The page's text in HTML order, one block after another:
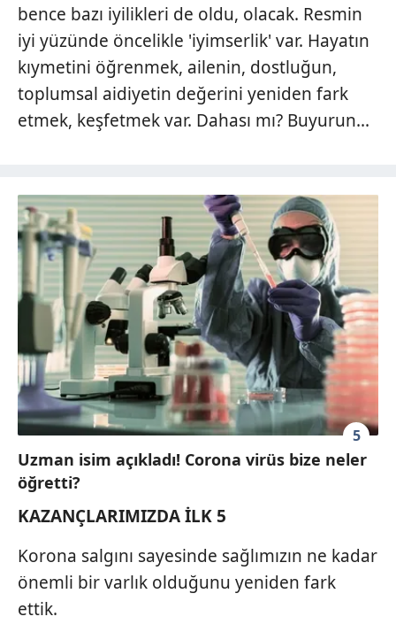
bence bazı iyilikleri de oldu, olacak. Resmin
iyi yüzünde öncelikle 'iyimserlik' var. Hayatın
kıymetini öğrenmek, ailenin, dostluğun,
toplumsal aidiyetin değerini yeniden fark
etmek, keşfetmek var. Dahası mı? Buyurun...
5
Uzman isim açıkladı! Corona virüs bize neler
öğretti?
KAZANÇLARIMIZDA İLK 5
Korona salgını sayesinde sağlımızın ne kadar
önemli bir varlık olduğunu yeniden fark
ettik.